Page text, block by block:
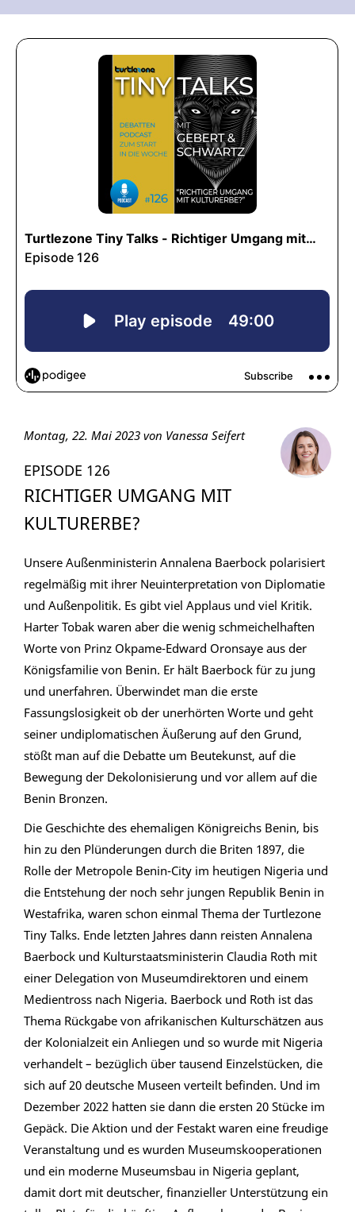
Montag, 22. Mai 2023 von Vanessa Seifert
EPISODE 126
RICHTIGER UMGANG MIT
KULTURERBE?
Unsere Außenministerin Annalena Baerbock polarisiert
regelmäßig mit ihrer Neuinterpretation von Diplomatie
und Außenpolitik. Es gibt viel Applaus und viel Kritik.
Harter Tobak waren aber die wenig schmeichelhaften
Worte von Prinz Okpame-Edward Oronsaye aus der
Königsfamilie von Benin. Er hält Baerbock für zu jung
und unerfahren. Überwindet man die erste
Fassungslosigkeit ob der unerhörten Worte und geht
seiner undiplomatischen Äußerung auf den Grund,
stößt man auf die Debatte um Beutekunst, auf die
Bewegung der Dekolonisierung und vor allem auf die
Benin Bronzen.
Die Geschichte des ehemaligen Königreichs Benin, bis
hin zu den Plünderungen durch die Briten 1897, die
Rolle der Metropole Benin-City im heutigen Nigeria und
die Entstehung der noch sehr jungen Republik Benin in
Westafrika, waren schon einmal Thema der Turtlezone
Tiny Talks. Ende letzten Jahres dann reisten Annalena
Baerbock und Kulturstaatsministerin Claudia Roth mit
einer Delegation von Museumdirektoren und einem
Medientross nach Nigeria. Baerbock und Roth ist das
Thema Rückgabe von afrikanischen Kulturschätzen aus
der Kolonialzeit ein Anliegen und so wurde mit Nigeria
verhandelt – bezüglich über tausend Einzelstücken, die
sich auf 20 deutsche Museen verteilt befinden. Und im
Dezember 2022 hatten sie dann die ersten 20 Stücke im
Gepäck. Die Aktion und der Festakt waren eine freudige
Veranstaltung und es wurden Museumskooperationen
und ein moderne Museumsbau in Nigeria geplant,
damit dort mit deutscher, finanzieller Unterstützung ein